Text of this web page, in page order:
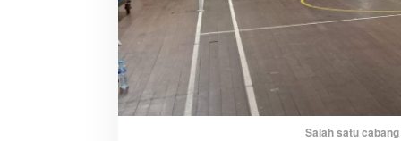
N
,
D
i
s
Salah satu